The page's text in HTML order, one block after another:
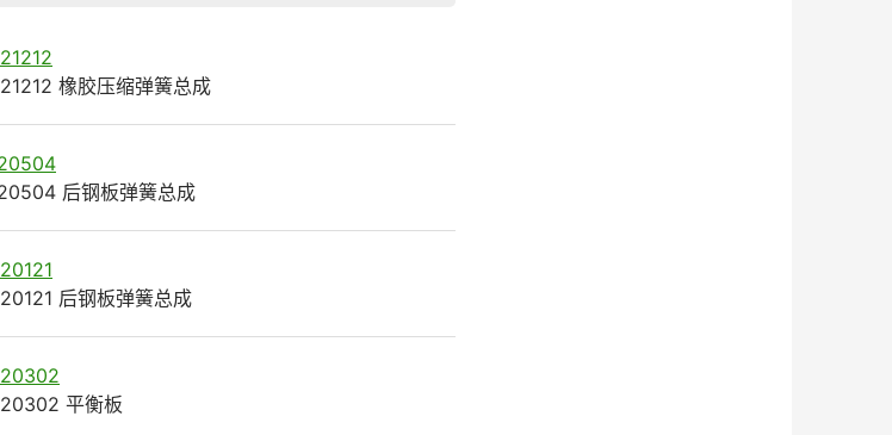
橡胶压缩弹簧总成
后钢板弹簧总成
后钢板弹簧总成
平衡板